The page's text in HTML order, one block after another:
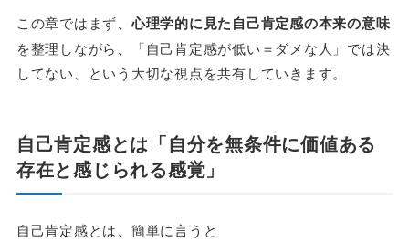
この章ではまず、心理学的に見た自己肯定感の本来の意味
を整理しながら、「自己肯定感が低い＝ダメな人」では決
してない、という大切な視点を共有していきます。
自己肯定感とは「自分を無条件に価値ある
存在と感じられる感覚」
自己肯定感とは、簡単に言うと